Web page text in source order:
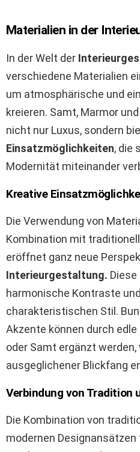
Materialien in der
In der Welt der
verschiedene Materialien
um atmosphärische und
kreieren. Samt, Marmor
nicht nur Luxus, sondern
Einsatzmöglichkeiten, die
Modernität miteinander
Kreative
Die Verwendung von
Kombination mit
eröffnet ganz neue
Interieurgestaltung.
harmonische Kontraste
charakteristischen Stil.
Akzente können durch
oder Samt ergänzt werden,
ausgeglichener Blickfang
Verbindung von Tradition
Die Kombination von
modernen